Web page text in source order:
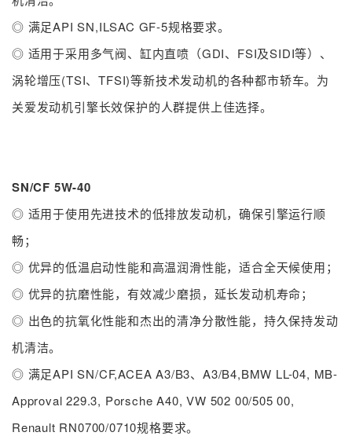
◎ 满足API SN,ILSAC GF-5规格要求。
◎ 适用于采用多气阀、缸内直喷（GDI、FSI及SIDI等）、
涡轮增压(TSI、TFSI)等新技术发动机的各种都市轿车。为
关爱发动机引擎长效保护的人群提供上佳选择。
SN/CF 5W-40
◎ 适用于使用先进技术的低排放发动机，确保引擎运行顺
畅；
◎ 优异的低温启动性能和高温润滑性能，适合全天候使用；
◎ 优异的抗磨性能，有效减少磨损，延长发动机寿命；
◎ 出色的抗氧化性能和杰出的清净分散性能，持久保持发动
机清洁。
◎ 满足API SN/CF,ACEA A3/B3、A3/B4,BMW LL-04, MB-
Approval 229.3, Porsche A40, VW 502 00/505 00,
Renault RN0700/0710规格要求。